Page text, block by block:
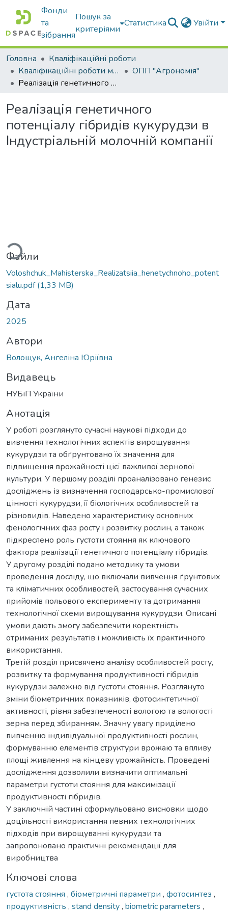
Фонди
та
зібрання
Пошук за
критеріями
Статистика Увійти
Головна
Кваліфікаційні роботи
Кваліфікаційні роботи магістрів
ОПП "Агрономія"
Реалізація генетичного потенціалу гібридів кукурудзи в Індустріальній молочній компанії
Реалізація генетичного
потенціалу гібридів кукурудзи в
Індустріальній молочній компанії
Вантажиться...
Файли
Voloshchuk_Mahisterska_Realizatsiia_henetychnoho_potent
sialu.pdf(1,33 MB)
Дата
2025
Автори
Волощук, Ангеліна Юріївна
Видавець
НУБіП України
Анотація
У роботі розглянуто сучасні наукові підходи до
вивчення технологічних аспектів вирощування
кукурудзи та обґрунтовано їх значення для
підвищення врожайності цієї важливої зернової
культури. У першому розділі проаналізовано генезис
досліджень із визначення господарсько-промислової
цінності кукурудзи, її біологічних особливостей та
різновидів. Наведено характеристику основних
фенологічних фаз росту і розвитку рослин, а також
підкреслено роль густоти стояння як ключового
фактора реалізації генетичного потенціалу гібридів.
У другому розділі подано методику та умови
проведення досліду, що включали вивчення ґрунтових
та кліматичних особливостей, застосування сучасних
прийомів польового експерименту та дотримання
технологічної схеми вирощування кукурудзи. Описані
умови дають змогу забезпечити коректність
отриманих результатів і можливість їх практичного
використання.
Третій розділ присвячено аналізу особливостей росту,
розвитку та формування продуктивності гібридів
кукурудзи залежно від густоти стояння. Розглянуто
зміни біометричних показників, фотосинтетичної
активності, рівня забезпеченості вологою та вологості
зерна перед збиранням. Значну увагу приділено
вивченню індивідуальної продуктивності рослин,
формуванню елементів структури врожаю та впливу
площі живлення на кінцеву урожайність. Проведені
дослідження дозволили визначити оптимальні
параметри густоти стояння для максимізації
продуктивності гібридів.
У заключній частині сформульовано висновки щодо
доцільності використання певних технологічних
підходів при вирощуванні кукурудзи та
запропоновано практичні рекомендації для
виробництва
Ключові слова
густота стояння , біометричні параметри , фотосинтез ,
продуктивність , stand density, biometric parameters ,